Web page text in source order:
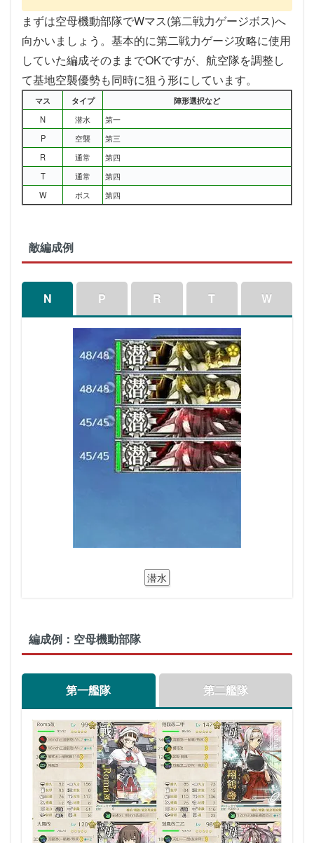
まずは空母機動部隊でWマス(第二戦力ゲージボス)へ
向かいましょう。基本的に第二戦力ゲージ攻略に使用
していた編成そのままでOKですが、航空隊を調整し
て基地空襲優勢も同時に狙う形にしています。
マス タイプ
陣形選択など
N
潜水
第一
P
空襲
第三
R
通常
第四
T
通常
第四
W
ボス 第四
敵編成例
N
潜水
P R T W
編成例：空母機動部隊
第一艦隊 第二艦隊